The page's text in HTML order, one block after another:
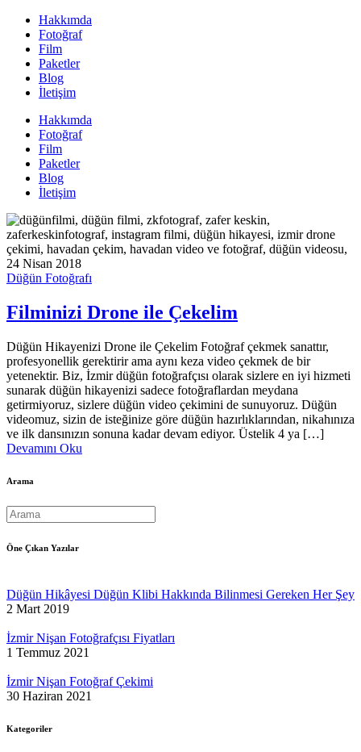
Hakkımda
Fotoğraf
Film
Paketler
Blog
İletişim
Hakkımda
Fotoğraf
Film
Paketler
Blog
İletişim
24 Nisan 2018
Düğün Fotoğrafı
Filminizi Drone ile Çekelim
Düğün Hikayenizi Drone ile Çekelim Fotoğraf çekmek sanattır,
profesyonellik gerektirir ama aynı keza video çekmek de bir
yetenektir. Biz, İzmir düğün fotoğrafçısı olarak sizlere en iyi hizmeti
sunarak düğün hikayenizi sadece fotoğraflardan meydana
getirmiyoruz, sizlere düğün video çekimini de sunuyoruz. Düğün
videomuz, sizin de isteğinize göre düğün hazırlıklarından, nikahınıza
ve ilk dansınızın sonuna kadar devam ediyor. Üstelik 4 ya […]
Devamını Oku
Arama
Öne Çıkan Yazılar
Düğün Hikâyesi Düğün Klibi Hakkında Bilinmesi Gereken Her Şey
2 Mart 2019
İzmir Nişan Fotoğrafçısı Fiyatları
1 Temmuz 2021
İzmir Nişan Fotoğraf Çekimi
30 Haziran 2021
Kategoriler